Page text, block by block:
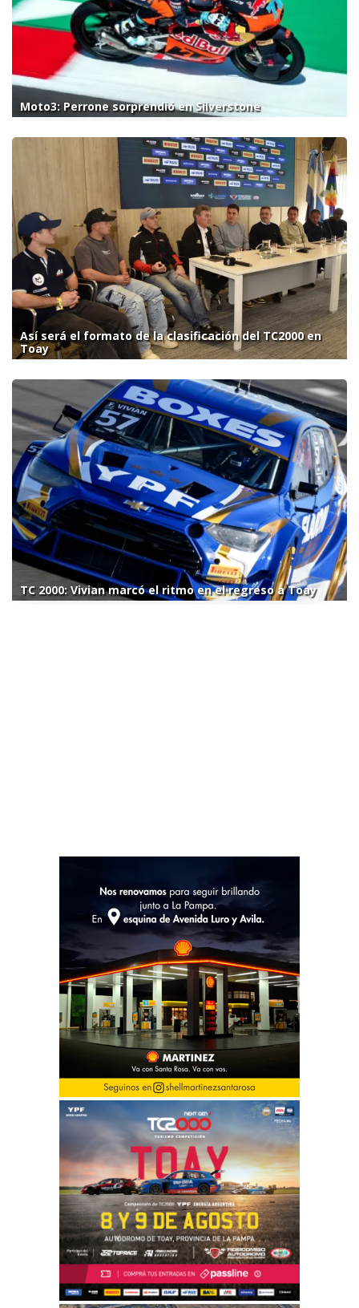
Moto3: Perrone sorprendió en Silverstone
Así será el formato de la clasificación del TC2000 en
Toay
TC 2000: Vivian marcó el ritmo en el regreso a Toay